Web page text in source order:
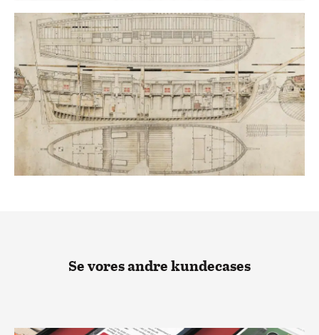
Se vores andre kundecases